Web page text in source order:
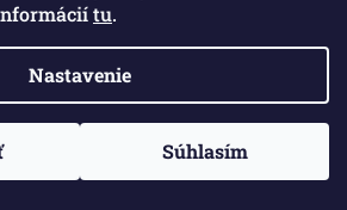
tu.
Nastavenie
Súhlasím
ochrany zdravia alebo z hygienických
ochranný obal bol po dodaní porušený;
záznamov, obrazových záznamov,
alebo softvéru predávaných v
tlače s výnimkou predaja na základe